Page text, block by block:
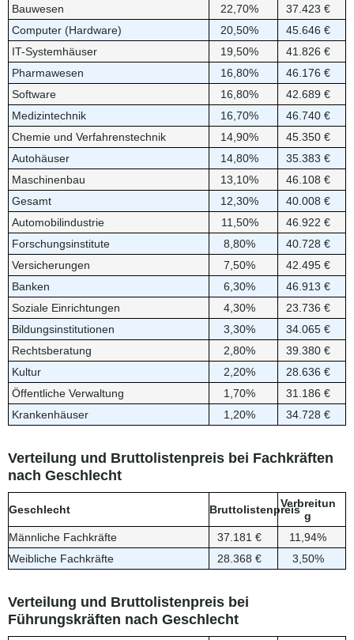
Bauwesen
22,70%
37.423 €
Computer (Hardware)
20,50%
45.646 €
IT-Systemhäuser
19,50%
41.826 €
Pharmawesen
16,80%
46.176 €
Software
16,80%
42.689 €
Medizintechnik
16,70%
46.740 €
Chemie und Verfahrenstechnik
14,90%
45.350 €
Autohäuser
14,80%
35.383 €
Maschinenbau
13,10%
46.108 €
Gesamt
12,30%
40.008 €
Automobilindustrie
11,50%
46.922 €
Forschungsinstitute
8,80%
40.728 €
Versicherungen
7,50%
42.495 €
Banken
6,30%
46.913 €
Soziale Einrichtungen
4,30%
23.736 €
Bildungsinstitutionen
3,30%
34.065 €
Rechtsberatung
2,80%
39.380 €
Kultur
2,20%
28.636 €
Öffentliche Verwaltung
1,70%
31.186 €
Krankenhäuser
1,20% 34.728 €
Verteilung und Bruttolistenpreis bei Fachkräften
nach Geschlecht
Geschlecht BruttolistenpreisVerbreitun
g
Männliche Fachkräfte
37.181 €
11,94%
Weibliche Fachkräfte
28.368 € 3,50%
Verteilung und Bruttolistenpreis bei
Führungskräften nach Geschlecht